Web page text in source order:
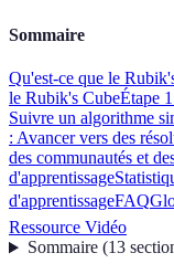
Sommaire
Qu'est-ce que le
le Rubik's CubeÉtape
Suivre un algorithme
: Avancer vers des
des communautés et
d'apprentissage
d'apprentissageFAQ
Ressource Vidéo
Sommaire(13